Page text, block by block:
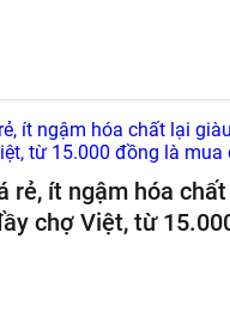
rẻ, ít ngậm hóa
chợ Việt, từ